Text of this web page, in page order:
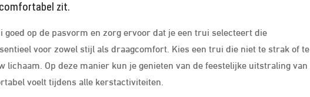
zit.
op de pasvorm en zorg ervoor dat je een trui selecteert die
voor zowel stijl als draagcomfort. Kies een trui die niet te strak of te
lichaam. Op deze manier kun je genieten van de feestelijke uitstraling van
voelt tijdens alle kerstactiviteiten.